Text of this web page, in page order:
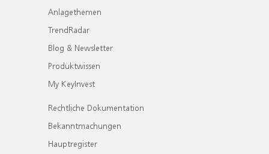
Anlagethemen
TrendRadar
Blog & Newsletter
Produktwissen
My KeyInvest
Rechtliche Dokumentation
Bekanntmachungen
Hauptregister